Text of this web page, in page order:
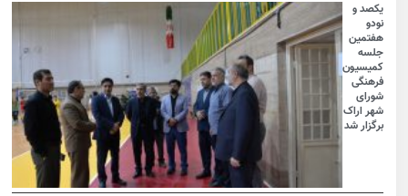
یکصد و
نودو
هفتمین
جلسه
کمیسیون
فرهنگی
شورای
شهر اراک
برگزار شد